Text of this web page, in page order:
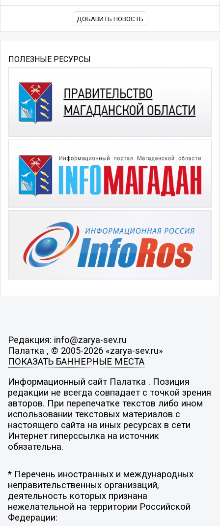
ДОБАВИТЬ НОВОСТЬ
ПОЛЕЗНЫЕ РЕСУРСЫ
Редакция: info@zarya-sev.ru
Палатка , © 2005-2026 «zarya-sev.ru»
ПОКАЗАТЬ БАННЕРНЫЕ МЕСТА
Информационный сайт Палатка . Позиция
редакции не всегда совпадает с точкой зрения
авторов. При перепечатке текстов либо ином
использовании текстовых материалов с
настоящего сайта на иных ресурсах в сети
Интернет гиперссылка на источник
обязательна.
* Перечень иностранных и международных
неправительственных организаций,
деятельность которых признана
нежелательной на территории Российской
Федерации: